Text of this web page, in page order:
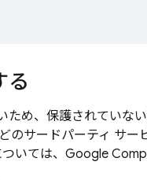
る
ため、保護されていな
のサードパーティ サー
いては、Google